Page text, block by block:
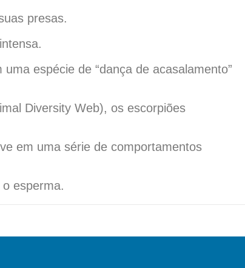
presas.
espécie de “dança de acasalamento”
Diversity Web), os escorpiões
em uma série de comportamentos
esperma.